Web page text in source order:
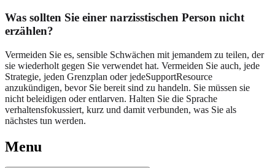
Was sollten Sie einer narzisstischen Person nicht
erzählen?
Vermeiden Sie es, sensible Schwächen mit jemandem zu teilen, der
sie wiederholt gegen Sie verwendet hat. Vermeiden Sie auch, jede
Strategie, jeden Grenzplan oder jedeSupportResource
anzukündigen, bevor Sie bereit sind zu handeln. Sie müssen sie
nicht beleidigen oder entlarven. Halten Sie die Sprache
verhaltensfokussiert, kurz und damit verbunden, was Sie als
nächstes tun werden.
Menu